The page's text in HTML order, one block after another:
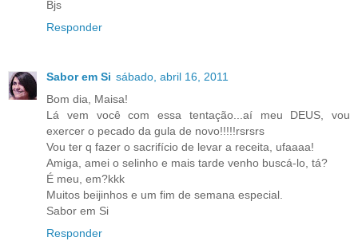
Bjs
Responder
Sabor em Si sábado, abril 16, 2011
Bom dia, Maisa!
Lá vem você com essa tentação...aí meu DEUS, vou
exercer o pecado da gula de novo!!!!!rsrsrs
Vou ter q fazer o sacrifício de levar a receita, ufaaaa!
Amiga, amei o selinho e mais tarde venho buscá-lo, tá?
É meu, em?kkk
Muitos beijinhos e um fim de semana especial.
Sabor em Si
Responder